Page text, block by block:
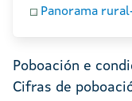
Panorama
Poboación e
Cifras de